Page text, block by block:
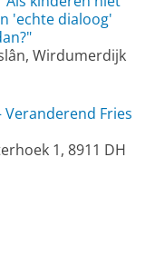
'echte dialoog'
Wirdumerdijk
Veranderend Fries
1, 8911 DH